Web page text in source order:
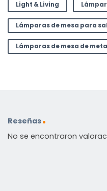
Light & Living
Lámparas de mesa para
Lámparas de mesa de
Reseñas
No se encontraron